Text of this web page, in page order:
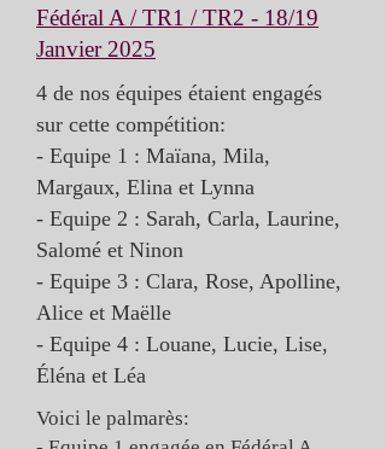
Fédéral A / TR1 / TR2 - 18/19
Janvier 2025
4 de nos équipes étaient engagés
sur cette compétition:
- Equipe 1 : Maïana, Mila,
Margaux, Elina et Lynna
- Equipe 2 : Sarah, Carla, Laurine,
Salomé et Ninon
- Equipe 3 : Clara, Rose, Apolline,
Alice et Maëlle
- Equipe 4 : Louane, Lucie, Lise,
Éléna et Léa
Voici le palmarès: